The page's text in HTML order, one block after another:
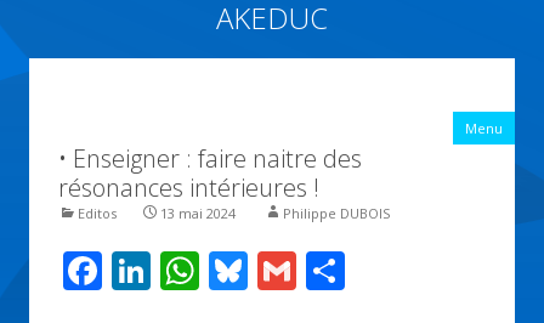
AKEDUC
Menu
• Enseigner : faire naitre des
résonances intérieures !
Editos 13 mai 2024 Philippe DUBOIS
F Li W Bl G